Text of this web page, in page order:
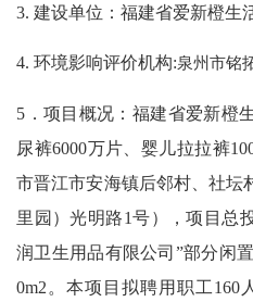
3.建设单位：福建省爱新橙生
4.环境影响评价机构:泉州市铭
5．项目概况：福建省爱新橙
尿裤6000万片、婴儿拉拉裤
市晋江市安海镇后邻村、社坛
里园）光明路1号），项目总
润卫生用品有限公司”部分闲
0m2。本项目拟聘用职工160